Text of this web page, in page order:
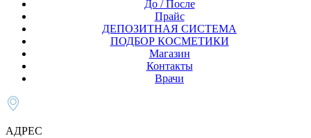
До / После
Прайс
ДЕПОЗИТНАЯ СИСТЕМА
ПОДБОР КОСМЕТИКИ
Магазин
Контакты
Врачи
АДРЕС